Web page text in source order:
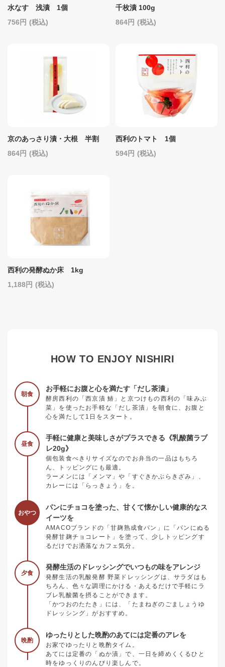
水なす 浅漬 1個
756
(税込)
千枚漬 100g
864
(税込)
京のあっさり漬・大根 半割
864
(税込)
西利のトマト 1個
594
(税込)
西利の発酵ぬか床 1kg
1,188
(税込)
HOW TO ENJOY NISHIRI
朝食
お手軽にお腹と心を満たす「だし茶漬」
酵房西利の「西京漬 鰆」と京つけもの西利の「味みぶ
菜」を使ったお手軽な「だし茶漬」を朝食に、お腹と
心を満たして1日をスタート。
昼食
手軽に健康と美味しさがプラスできる《乳酸菌ラブ
レ20g》
個包装食べきりサイズなのでお弁当の一品はもちろ
ん、トッピングにも最適。
ラーメンには「メンマ」や「すぐきかぶらきざみ」、
カレーには「らっきょう」を。
おやつ
パンにチョコを塗った、甘くて懐かしい健康的なス
イーツを
AMACOブランドの「甘麹熟成食パン」に「パンにぬる
発酵甘麹チョコレート」を塗って、少しトッピングす
るだけでお洒落なカフェ気分。
夕食
発酵生活のドレッシングでいつもの味をアレンジ
発酵生活の乳酸発酵 野菜ドレッシングは、サラダはも
ちろん、色々な調理にかける・あえるだけで手軽にラ
ブレ乳酸菌を摂ることができます。
「かつおのたたき」には、「たまねぎのごましょうゆ
ドレッシング」がおすすめ。
晩酌
ゆったりとした晩酌のあてには定番のアレを
お家でゆったりと晩酌タイム。
あてには定番の「ぬか漬」で、一日を締めくくるひと
時をゆっくりのんびり楽しんで。